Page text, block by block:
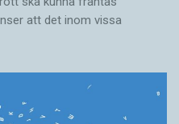
att det inom vissa